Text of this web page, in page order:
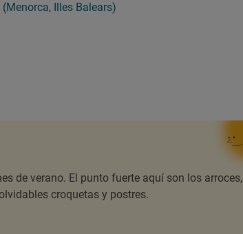
Illes Balears)
de verano. El punto fuerte aquí son los arroces,
croquetas y postres.